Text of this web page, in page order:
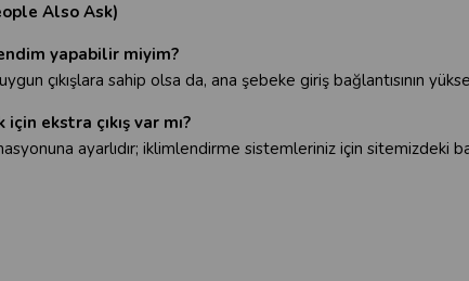
Also Ask)
yapabilir miyim?
çıkışlara sahip olsa da, ana şebeke giriş bağlantısının
ekstra çıkış var mı?
ayarlıdır; iklimlendirme sistemleriniz için sitemizdeki